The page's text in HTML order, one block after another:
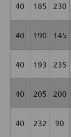
40 185 230
40 190 145
40 193 235
40 205 200
40 232 90